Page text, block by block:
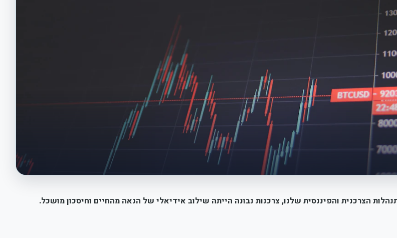
הצרכנית והפיננסית שלנו, צרכנות נבונה הייתה שילוב אידיאלי של הנאה מהחיים וחיסכון מושכל.